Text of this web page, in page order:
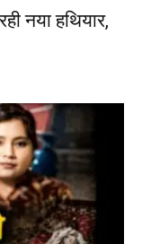
नया हथियार,